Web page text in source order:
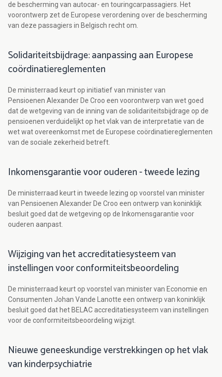
de bescherming van autocar- en touringcarpassagiers. Het
voorontwerp zet de Europese verordening over de bescherming
van deze passagiers in Belgisch recht om.
Solidariteitsbijdrage: aanpassing aan Europese
coördinatiereglementen
De ministerraad keurt op initiatief van minister van
Pensioenen Alexander De Croo een voorontwerp van wet goed
dat de wetgeving van de inning van de solidariteitsbijdrage op de
pensioenen verduidelijkt op het vlak van de interpretatie van de
wet wat overeenkomst met de Europese coördinatiereglementen
van de sociale zekerheid betreft.
Inkomensgarantie voor ouderen - tweede lezing
De ministerraad keurt in tweede lezing op voorstel van minister
van Pensioenen Alexander De Croo een ontwerp van koninklijk
besluit goed dat de wetgeving op de Inkomensgarantie voor
ouderen aanpast.
Wijziging van het accreditatiesysteem van
instellingen voor conformiteitsbeoordeling
De ministerraad keurt op voorstel van minister van Economie en
Consumenten Johan Vande Lanotte een ontwerp van koninklijk
besluit goed dat het BELAC accreditatiesysteem van instellingen
voor de conformiteitsbeoordeling wijzigt.
Nieuwe geneeskundige verstrekkingen op het vlak
van kinderpsychiatrie